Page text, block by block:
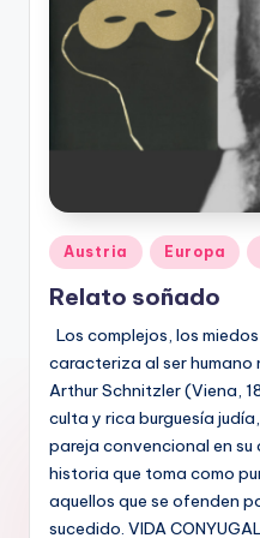
Publicado
en
Austria Europa
Relato soñado
Los complejos, los
caracteriza al ser humano
Arthur Schnitzler (Viena,
culta y rica burguesía
pareja convencional en
historia que toma como
aquellos que se ofenden
sucedido. VIDA